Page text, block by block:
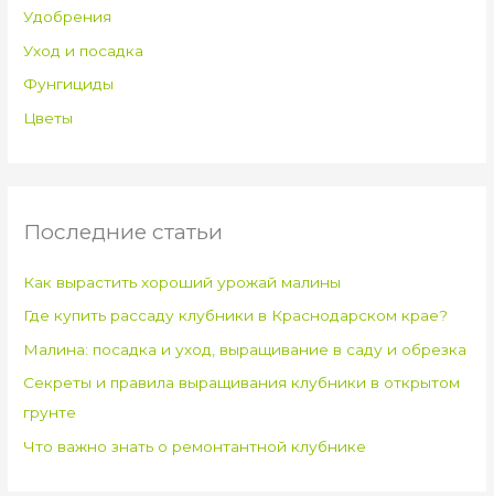
Удобрения
Уход и посадка
Фунгициды
Цветы
Последние статьи
Как вырастить хороший урожай малины
Где купить рассаду клубники в Краснодарском крае?
Малина: посадка и уход, выращивание в саду и обрезка
Секреты и правила выращивания клубники в открытом
грунте
Что важно знать о ремонтантной клубнике